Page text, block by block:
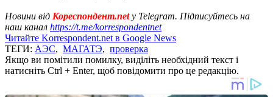
Новини від Кореспондент.netу Telegram. Підписуйтесь на
наш канал https://t.me/korrespondentnet
Читайте Korrespondent.net в Google News
ТЕГИ: АЭС, МАГАТЭ, проверка
Якщо ви помітили помилку, виділіть необхідний текст і
натисніть Ctrl + Enter, щоб повідомити про це редакцію.